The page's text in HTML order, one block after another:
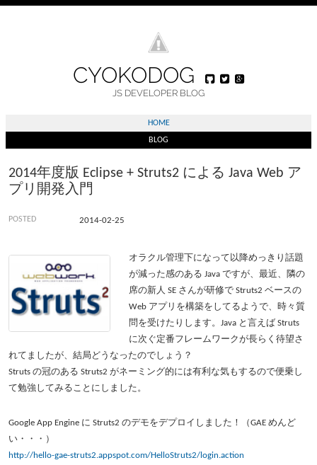
CYOKODOG
JS DEVELOPER BLOG
HOME
BLOG
2014年度版 Eclipse + Struts2 による Java Web ア
プリ開発入門
2014-02-25
オラクル管理下になって以降めっきり話題
が減った感のある Java ですが、最近、隣の
席の新人 SE さんが研修で Struts2 ベースの
Web アプリを構築をしてるようで、時々質
問を受けたりします。Java と言えば Struts
に次ぐ定番フレームワークが長らく待望さ
れてましたが、結局どうなったのでしょう？
Struts の冠のある Struts2 がネーミング的には有利な気もするので便乗し
て勉強してみることにしました。
Google App Engine に Struts2 のデモをデプロイしました！（GAE めんど
い・・・）
http://hello-gae-struts2.appspot.com/HelloStruts2/login.action